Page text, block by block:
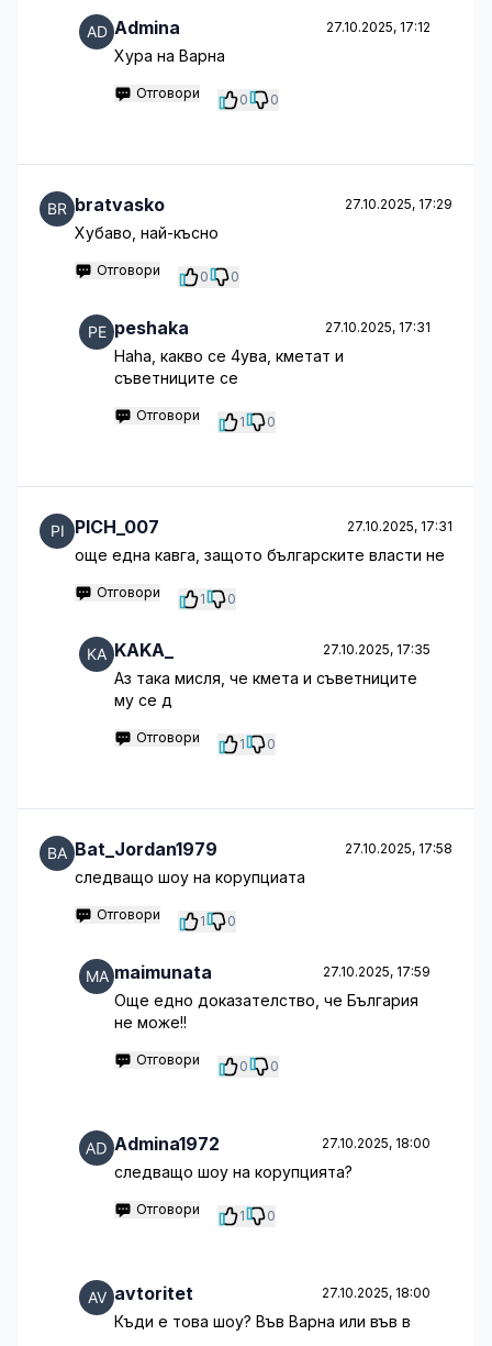
Admina 27.10.2025, 17:12
Хура на Варна
Отговори 0 0
bratvasko 27.10.2025, 17:29
Хубаво, най-късно
Отговори 0 0
peshaka 27.10.2025, 17:31
Haha, какво се 4ува, кметат и
съветниците се
Отговори 1 0
PICH_007 27.10.2025, 17:31
още една кавга, защото българските власти не
Отговори 1 0
KAKA_ 27.10.2025, 17:35
Аз така мисля, че кмета и съветниците
му се д
Отговори 1 0
Bat_Jordan1979 27.10.2025, 17:58
следващо шоу на корупциата
Отговори 1 0
maimunata 27.10.2025, 17:59
Още едно доказателство, че България
не може!!
Отговори 0 0
Admina1972 27.10.2025, 18:00
следващо шоу на корупцията?
Отговори 1 0
avtoritet 27.10.2025, 18:00
Къди е това шоу? Във Варна или във в